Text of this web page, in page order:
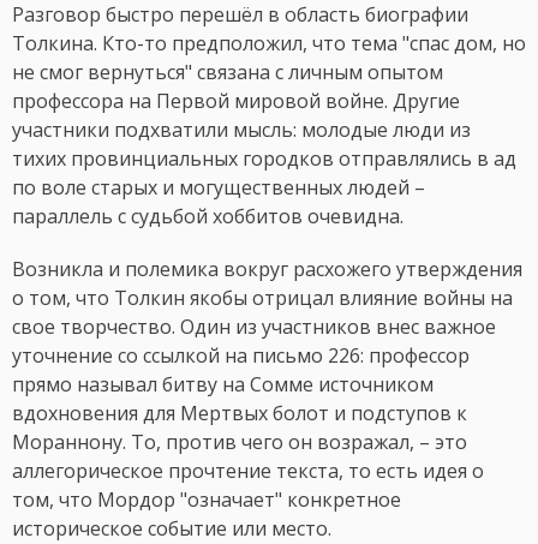
Разговор быстро перешёл в область биографии
Толкина. Кто-то предположил, что тема "спас дом, но
не смог вернуться" связана с личным опытом
профессора на Первой мировой войне. Другие
участники подхватили мысль: молодые люди из
тихих провинциальных городков отправлялись в ад
по воле старых и могущественных людей –
параллель с судьбой хоббитов очевидна.
Возникла и полемика вокруг расхожего утверждения
о том, что Толкин якобы отрицал влияние войны на
свое творчество. Один из участников внес важное
уточнение со ссылкой на письмо 226: профессор
прямо называл битву на Сомме источником
вдохновения для Мертвых болот и подступов к
Мораннону. То, против чего он возражал, – это
аллегорическое прочтение текста, то есть идея о
том, что Мордор "означает" конкретное
историческое событие или место.